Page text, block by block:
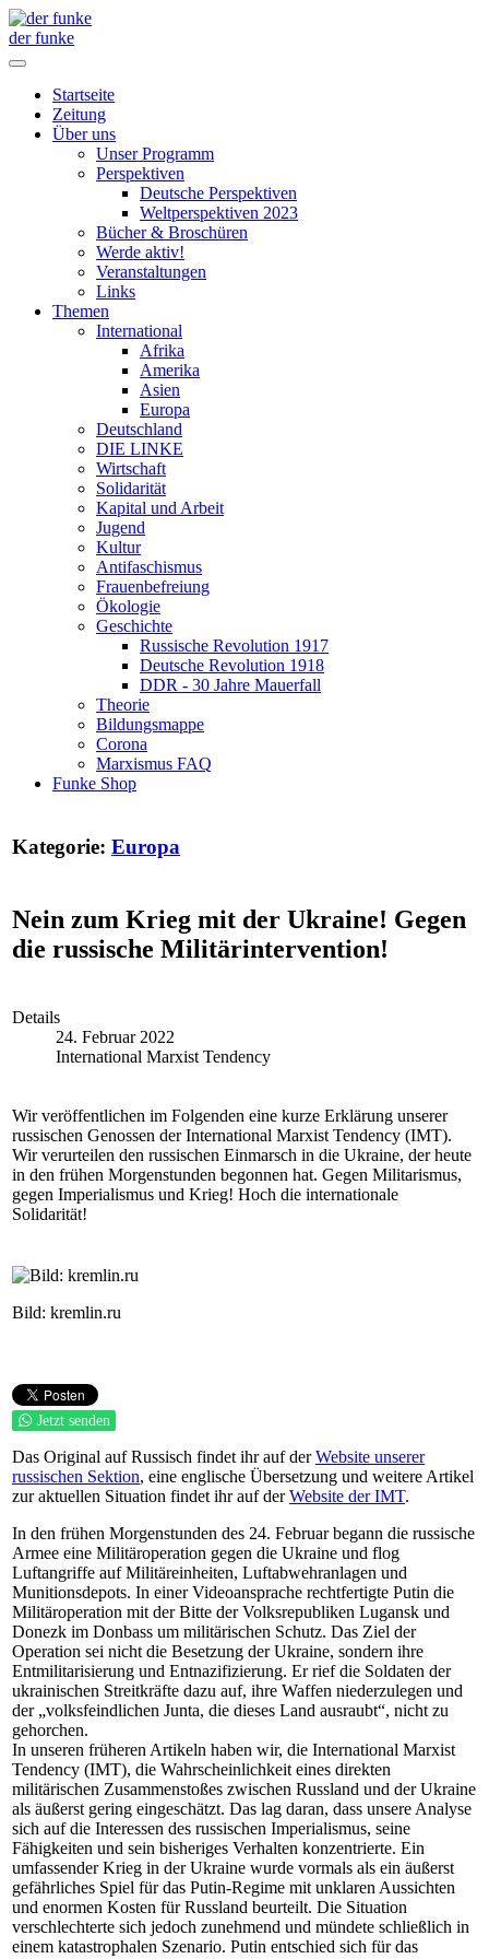
der funke
Startseite
Zeitung
Über uns
Unser Programm
Perspektiven
Deutsche Perspektiven
Weltperspektiven 2023
Bücher & Broschüren
Werde aktiv!
Veranstaltungen
Links
Themen
International
Afrika
Amerika
Asien
Europa
Deutschland
DIE LINKE
Wirtschaft
Solidarität
Kapital und Arbeit
Jugend
Kultur
Antifaschismus
Frauenbefreiung
Ökologie
Geschichte
Russische Revolution 1917
Deutsche Revolution 1918
DDR - 30 Jahre Mauerfall
Theorie
Bildungsmappe
Corona
Marxismus FAQ
Funke Shop
Kategorie: Europa
Nein zum Krieg mit der Ukraine! Gegen
die russische Militärintervention!
Details
24. Februar 2022
International Marxist Tendency
Wir veröffentlichen im Folgenden eine kurze Erklärung unserer
russischen Genossen der International Marxist Tendency (IMT).
Wir verurteilen den russischen Einmarsch in die Ukraine, der heute
in den frühen Morgenstunden begonnen hat. Gegen Militarismus,
gegen Imperialismus und Krieg! Hoch die internationale
Solidarität!
Bild: kremlin.ru
Jetzt senden
Das Original auf Russisch findet ihr auf derWebsite unserer
russischen Sektion, eine englische Übersetzung und weitere Artikel
zur aktuellen Situation findet ihr auf derWebsite der IMT.
In den frühen Morgenstunden des 24. Februar begann die russische
Armee eine Militäroperation gegen die Ukraine und flog
Luftangriffe auf Militäreinheiten, Luftabwehranlagen und
Munitionsdepots. In einer Videoansprache rechtfertigte Putin die
Militäroperation mit der Bitte der Volksrepubliken Lugansk und
Donezk im Donbass um militärischen Schutz. Das Ziel der
Operation sei nicht die Besetzung der Ukraine, sondern ihre
Entmilitarisierung und Entnazifizierung. Er rief die Soldaten der
ukrainischen Streitkräfte dazu auf, ihre Waffen niederzulegen und
der „volksfeindlichen Junta, die dieses Land ausraubt“, nicht zu
gehorchen.
In unseren früheren Artikeln haben wir, die International Marxist
Tendency (IMT), die Wahrscheinlichkeit eines direkten
militärischen Zusammenstoßes zwischen Russland und der Ukraine
als äußerst gering eingeschätzt. Das lag daran, dass unsere Analyse
sich auf die Interessen des russischen Imperialismus, seine
Fähigkeiten und sein bisheriges Verhalten konzentrierte. Ein
umfassender Krieg in der Ukraine wurde vormals als ein äußerst
gefährliches Spiel für das Putin-Regime mit unklaren Aussichten
und enormen Kosten für Russland beurteilt. Die Situation
verschlechterte sich jedoch zunehmend und mündete schließlich in
einem katastrophalen Szenario. Putin entschied sich für das